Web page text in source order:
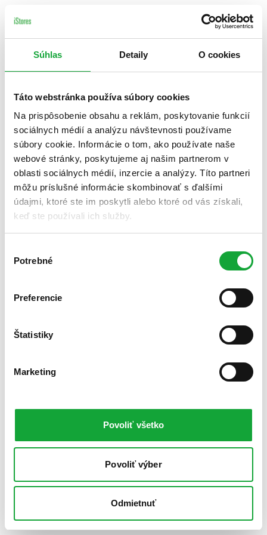
Súhlas Detaily O cookies
Táto webstránka používa súbory cookies
Na prispôsobenie obsahu a reklám, poskytovanie funkcií
sociálnych médií a analýzu návštevnosti používame
súbory cookie. Informácie o tom, ako používate naše
webové stránky, poskytujeme aj našim partnerom v
oblasti sociálnych médií, inzercie a analýzy. Títo partneri
môžu príslušné informácie skombinovať s ďalšími
údajmi, ktoré ste im poskytli alebo ktoré od vás získali,
keď ste používali ich služby.
súhlasu
Potrebné
Preferencie
Štatistiky
Marketing
Povoliť všetko
Povoliť výber
Odmietnuť